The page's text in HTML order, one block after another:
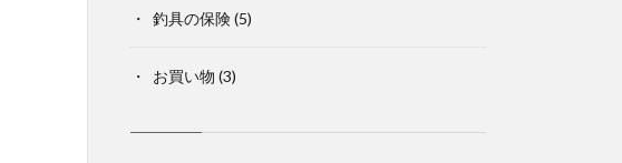
釣具の保険(5)
お買い物 (3)